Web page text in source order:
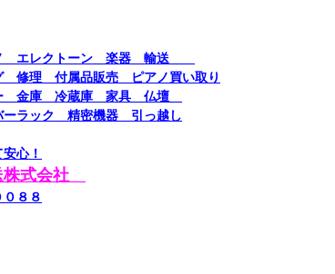
エレクトーン 楽器 輸送
修理 付属品販売 ピアノ買い取り
金庫 冷蔵庫 家具 仏壇
ーラック 精密機器 引っ越し
心！
株式会社
０８８